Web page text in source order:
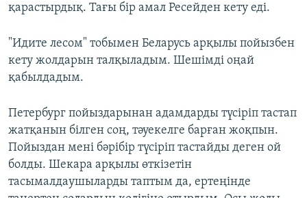
қарастырдық. Тағы бір амал Ресейден кету еді.
"Идите лесом" тобымен Беларусь арқылы пойызбен
кету жолдарын талқыладым. Шешімді оңай
қабылдадым.
Петербург пойыздарынан адамдарды түсіріп тастап
жатқанын білген соң, тәуекелге барған жоқпын.
Пойыздан мені бәрібір түсіріп тастайды деген ой
болды. Шекара арқылы өткізетін
тасымалдаушыларды таптым да, ертеңінде